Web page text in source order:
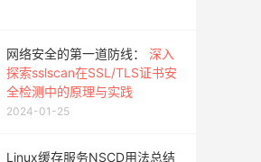
网络安全的第一道防线： 深入
探索sslscan在SSL/TLS证书安
全检测中的原理与实践
2024-01-25
Linux缓存服务NSCD用法总结